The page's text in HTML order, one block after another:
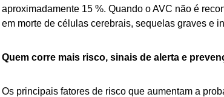
aproximadamente 15 %. Quando o AVC não é
em morte de células cerebrais, sequelas graves e
Quem corre mais risco, sinais de alerta e
Os principais fatores de risco que aumentam a